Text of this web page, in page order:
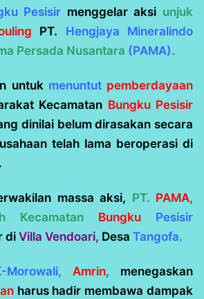
Pesisir menggelar aksi unjuk
PT. Hengjaya Mineralindo
Persada Nusantara (PAMA).
untuk menuntut pemberdayaan
Kecamatan Bungku Pesisir
dinilai belum dirasakan secara
telah lama beroperasi di
massa aksi, PT. PAMA,
Kecamatan Bungku
Pesisir
di Villa Vendoari, Desa Tangofa.
Morowali, Amrin, menegaskan
harus hadir membawa dampak